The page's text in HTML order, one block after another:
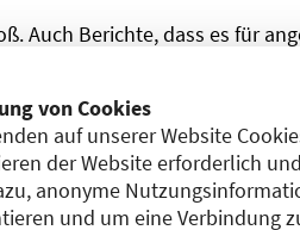
von Cookies
auf unserer Website
der Website erforderlich
anonyme
und um eine Verbindung
Auch Berichte, dass es für
in
als Ärztin oder Arzt in
Verschärfung der Krise hin.
vielen Bezirken eklatant.